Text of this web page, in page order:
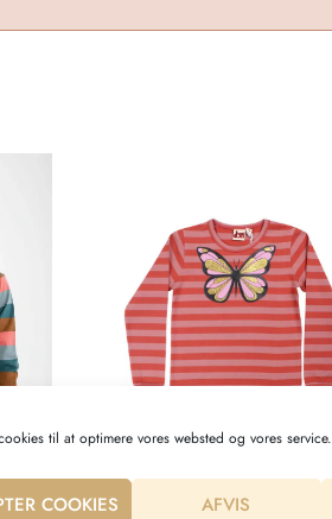
til at optimere vores websted og vores service.
COOKIES AFVIS